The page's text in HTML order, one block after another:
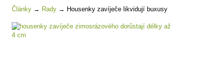
Články → Rady → Housenky zavíječe likvidují buxusy